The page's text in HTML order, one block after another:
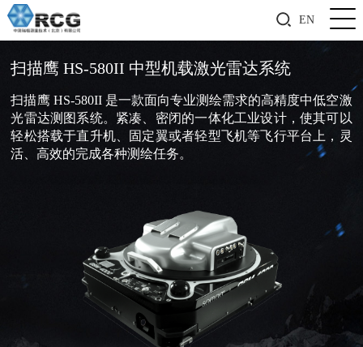
EN
扫描鹰 HS-580II 中型机载激光雷达系统
扫描鹰 HS-580II 是一款面向专业测绘需求的高精度中低空激
光雷达测图系统。紧凑、密闭的一体化工业设计，使其可以
轻松搭载于直升机、固定翼或者轻型飞机等飞行平台上，灵
活、高效的完成各种测绘任务。